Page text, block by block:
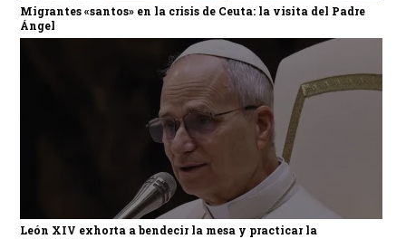
Migrantes «santos» en la crisis de Ceuta: la visita del Padre
Ángel
León XIV exhorta a bendecir la mesa y practicar la